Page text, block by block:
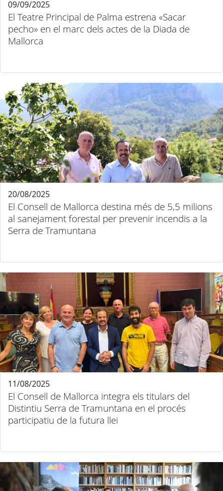
El Teatre Principal de Palma estrena «Sacar
pecho» en el marc dels actes de la Diada de
Mallorca
09/09/2025
El Consell de Mallorca destina més de 5,5 milions
al sanejament forestal per prevenir incendis a la
Serra de Tramuntana
20/08/2025
El Consell de Mallorca integra els titulars del
Distintiu Serra de Tramuntana en el procés
participatiu de la futura llei
11/08/2025